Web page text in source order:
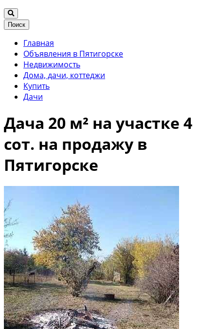
Поиск
Главная
Объявления в Пятигорске
Недвижимость
Дома, дачи, коттеджи
Купить
Дачи
Дача 20 м² на участке 4
сот. на продажу в
Пятигорске